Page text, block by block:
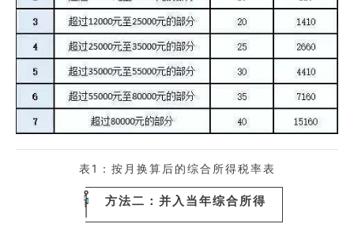
表1：按月换算后的综合所得税率表
方法二：并入当年综合所得